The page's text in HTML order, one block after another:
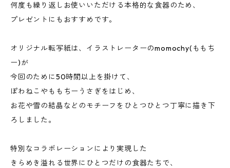
何度も繰り返しお使いいただける本格的な食器のため、
プレゼントにもおすすめです。
オリジナル転写紙は、イラストレーターのmomochy(ももち
ー)が
今回のために50時間以上を掛けて、
ぽわねこやももちーうさぎをはじめ、
お花や雪の結晶などのモチーフをひとつひとつ丁寧に描き下
ろしました。
特別なコラボレーションにより実現した
きらめき溢れる世界にひとつだけの食器たちで、